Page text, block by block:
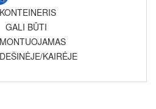
KONTEINERIS
GALI BŪTI
MONTUOJAMAS
DEŠINĖJE/KAIRĖJE